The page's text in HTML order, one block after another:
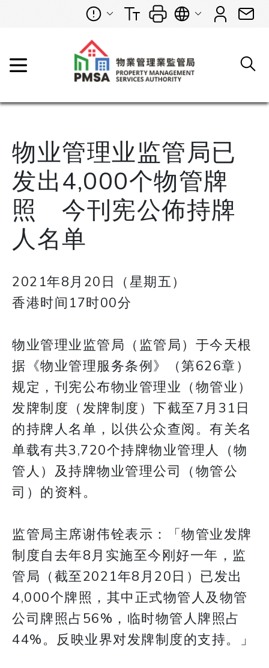
物业管理业监管局已
发出4,000个物管牌
照 今刊宪公佈持牌
人名单
2021年8月20日（星期五）
香港时间17时00分
物业管理业监管局（监管局）于今天根
据《物业管理服务条例》（第626章）
规定，刊宪公布物业管理业（物管业）
发牌制度（发牌制度）下截至7月31日
的持牌人名单，以供公众查阅。有关名
单载有共3,720个持牌物业管理人（物
管人）及持牌物业管理公司（物管公
司）的资料。
监管局主席谢伟铨表示：「物管业发牌
制度自去年8月实施至今刚好一年，监
管局（截至2021年8月20日）已发出
4,000个牌照，其中正式物管人及物管
公司牌照占56%，临时物管人牌照占
44%。反映业界对发牌制度的支持。」